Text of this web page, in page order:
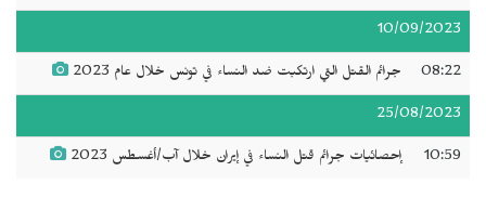
10/09/2023
08:22 جرائم القتل التي ارتكبت ضد النساء في تونس خلال عام 2023
25/08/2023
10:59 إحصائيات جرائم قتل النساء في إيران خلال آب/أغسطس 2023